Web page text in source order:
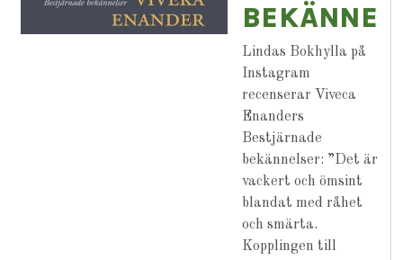
Lindas Bokhylla på
Instagram
recenserar Viveca
Enanders
Bestjärnade
bekännelser: ”Det är
vackert och ömsint
blandat med råhet
och smärta.
Kopplingen till